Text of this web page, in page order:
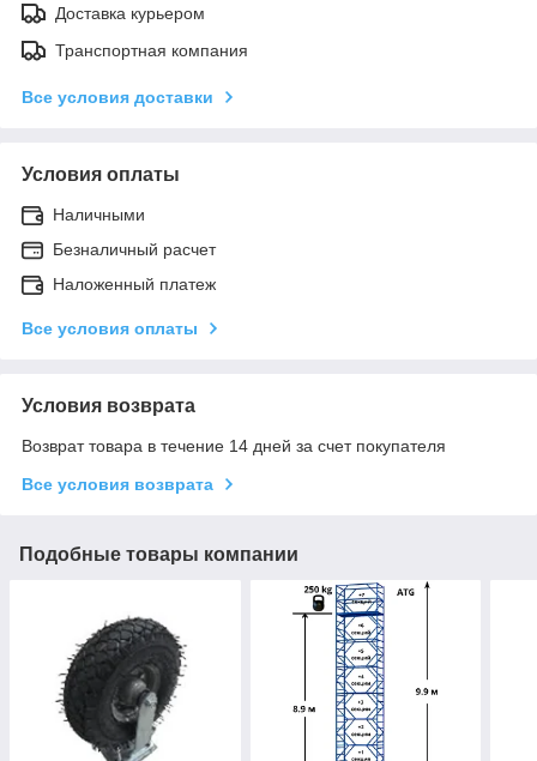
Доставка курьером
Транспортная компания
Все условия доставки
Условия оплаты
Наличными
Безналичный расчет
Наложенный платеж
Все условия оплаты
Условия возврата
Возврат товара в течение 14 дней за счет покупателя
Все условия возврата
Подобные товары компании